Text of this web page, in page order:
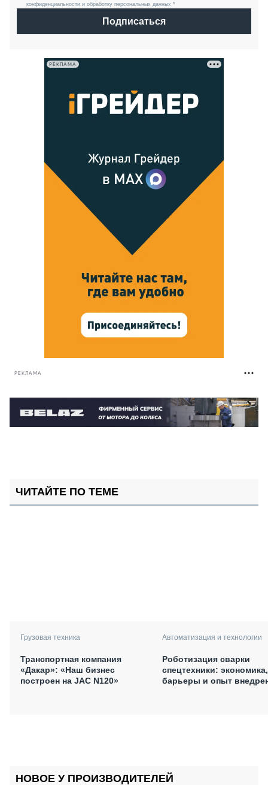
конфиденциальности и обработку персональных данных *
Подписаться
РЕКЛАМА
РЕКЛАМА
ЧИТАЙТЕ ПО ТЕМЕ
Грузовая техника
Транспортная компания
«Дакар»: «Наш бизнес
построен на JAC N120»
Автоматизация и технологии
Роботизация сварки
спецтехники: экономика,
барьеры и опыт
НОВОЕ У ПРОИЗВОДИТЕЛЕЙ